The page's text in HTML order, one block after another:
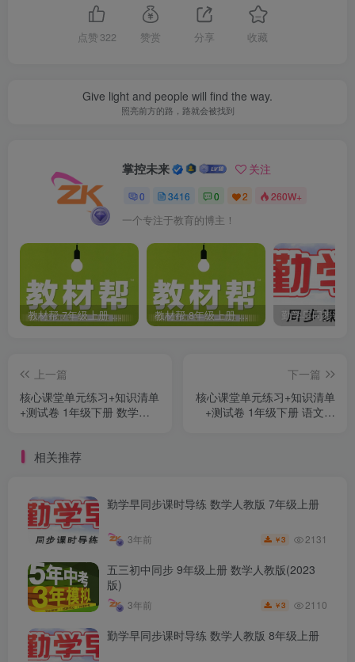
点赞 322 赞赏 分享 收藏
Give light and people will find the way.
照亮前方的路，路就会被找到
掌控未来 关注
0 3416 0 2 260W+
一个专注于教育的博主！
教材帮 7年级上册 语文人教版(2023秋) 教材帮 8年级上册 语文人教版(2023秋)
上一篇
核心课堂单元练习+知识清单
+测试卷 1年级下册 数学北
下一篇
核心课堂单元练习+知识清单
+测试卷 1年级下册 语文部
相关推荐
勤学早同步课时导练 数学人教版 7年级上册
3年前 ￥3 2131
五三初中同步 9年级上册 数学人教版(2023
版)
3年前 ￥3 2110
勤学早同步课时导练 数学人教版 8年级上册